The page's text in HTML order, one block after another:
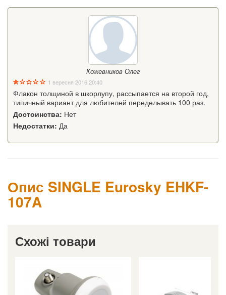
Кожевников Олег
1 вересня 2016 20:40
Флакон толщиной в шкорлупу, рассыпается на второй год,
типичный вариант для любителей переделывать 100 раз.
Достоинства: Нет
Недостатки: Да
Опис SINGLE Eurosky EHKF-
107A
Схожі товари